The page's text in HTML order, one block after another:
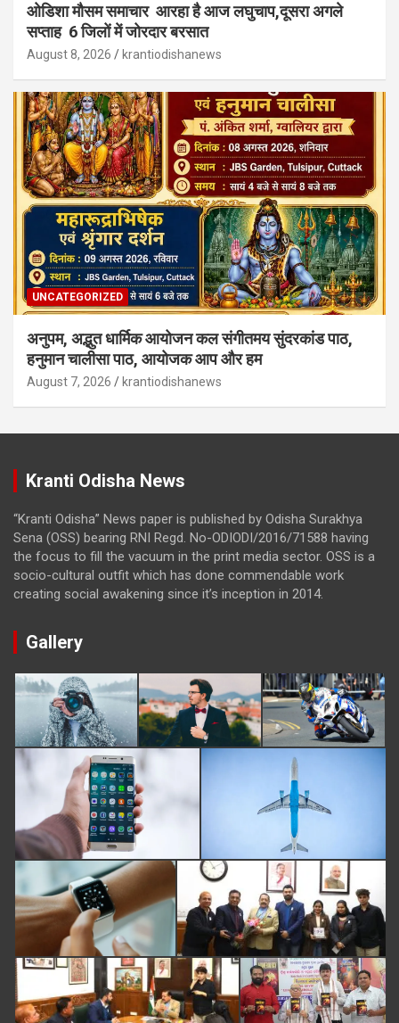
ओडिशा मौसम समाचार आरहा है आज लघुचाप,दूसरा अगले
सप्ताह 6 जिलों में जोरदार बरसात
August 8, 2026 krantiodishanews
UNCATEGORIZED
अनुपम, अद्भुत धार्मिक आयोजन कल संगीतमय सुंदरकांड पाठ,
हनुमान चालीसा पाठ, आयोजक आप और हम
August 7, 2026 krantiodishanews
Kranti Odisha News
“Kranti Odisha” News paper is published by Odisha Surakhya
Sena (OSS) bearing RNI Regd. No-ODIODI/2016/71588 having
the focus to fill the vacuum in the print media sector. OSS is a
socio-cultural outfit which has done commendable work
creating social awakening since it’s inception in 2014.
Gallery